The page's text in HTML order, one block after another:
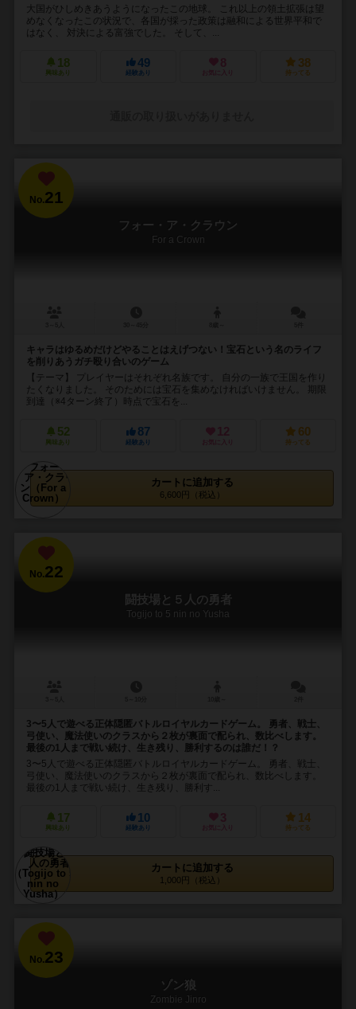
大国がひしめきあうようになったこの地球。 これ以上の領土拡張は望
めなくなったこの状況で、各国が採った政策は融和による世界平和で
はなく、 対決による富強でした。 そして、...
18
興味あり
49
経験あり
8
お気に入り
38
持ってる
No.21
フォー・ア・クラウン
For a Crown
キャラはゆるめだけどやることはえげつない！宝石という名のライフ
を削りあうガチ殴り合いのゲーム
【テーマ】 プレイヤーはそれぞれ名族です。 自分の一族で王国を作り
たくなりました。 そのためには宝石を集めなければいけません。 期限
到達（※4ターン終了）時点で宝石を...
52
興味あり
87
経験あり
12
お気に入り
60
持ってる
カートに追加する
6,600円（税込）
No.22
闘技場と５人の勇者
Togijo to 5 nin no Yusha
3〜5人で遊べる正体隠匿バトルロイヤルカードゲーム。 勇者、戦士、
弓使い、魔法使いのクラスから２枚が裏面で配られ、数比べします。
最後の1人まで戦い続け、生き残り、勝利するのは誰だ！？
3〜5人で遊べる正体隠匿バトルロイヤルカードゲーム。 勇者、戦士、
弓使い、魔法使いのクラスから２枚が裏面で配られ、数比べします。
最後の1人まで戦い続け、生き残り、勝利す...
17
興味あり
10
経験あり
3
お気に入り
14
持ってる
カートに追加する
1,000円（税込）
No.23
ゾン狼
Zombie Jinro